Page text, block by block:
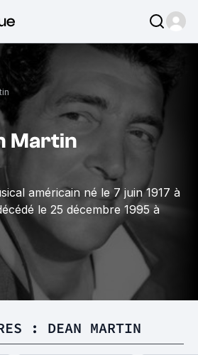
Martin
américain né le 7 juin 1917 à
le 25 décembre 1995 à
: DEAN MARTIN